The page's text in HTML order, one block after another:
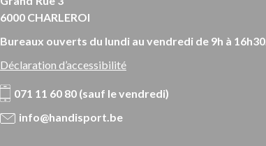
6000 CHARLEROI
Bureaux ouverts du lundi au vendredi de 9h à 16h30.
Déclaration d’accessibilité
071 11 60 80 (sauf le vendredi)
info@handisport.be